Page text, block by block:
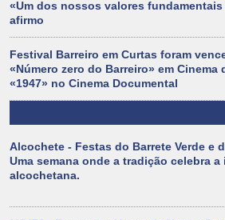
«Um dos nossos valores fundamentais
afirmo
Festival Barreiro em Curtas foram
«Número zero do Barreiro» em Cinema
«1947» no Cinema Documental
Alcochete - Festas do Barrete Verde e
Uma semana onde a tradição celebra
alcochetana.